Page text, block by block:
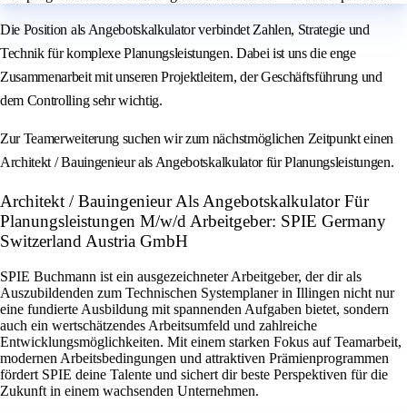
Die Position als Angebotskalkulator verbindet Zahlen, Strategie und
Technik für komplexe Planungsleistungen. Dabei ist uns die enge
Zusammenarbeit mit unseren Projektleitern, der Geschäftsführung und
dem Controlling sehr wichtig.
Zur Teamerweiterung suchen wir zum nächstmöglichen Zeitpunkt einen
Architekt / Bauingenieur als Angebotskalkulator für Planungsleistungen.
Architekt / Bauingenieur Als Angebotskalkulator Für
Planungsleistungen M/w/d Arbeitgeber: SPIE Germany
Switzerland Austria GmbH
SPIE Buchmann ist ein ausgezeichneter Arbeitgeber, der dir als
Auszubildenden zum Technischen Systemplaner in Illingen nicht nur
eine fundierte Ausbildung mit spannenden Aufgaben bietet, sondern
auch ein wertschätzendes Arbeitsumfeld und zahlreiche
Entwicklungsmöglichkeiten. Mit einem starken Fokus auf Teamarbeit,
modernen Arbeitsbedingungen und attraktiven Prämienprogrammen
fördert SPIE deine Talente und sichert dir beste Perspektiven für die
Zukunft in einem wachsenden Unternehmen.